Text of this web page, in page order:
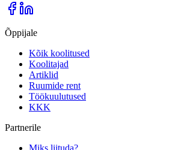
Õppijale
Kõik koolitused
Koolitajad
Artiklid
Ruumide rent
Töökuulutused
KKK
Partnerile